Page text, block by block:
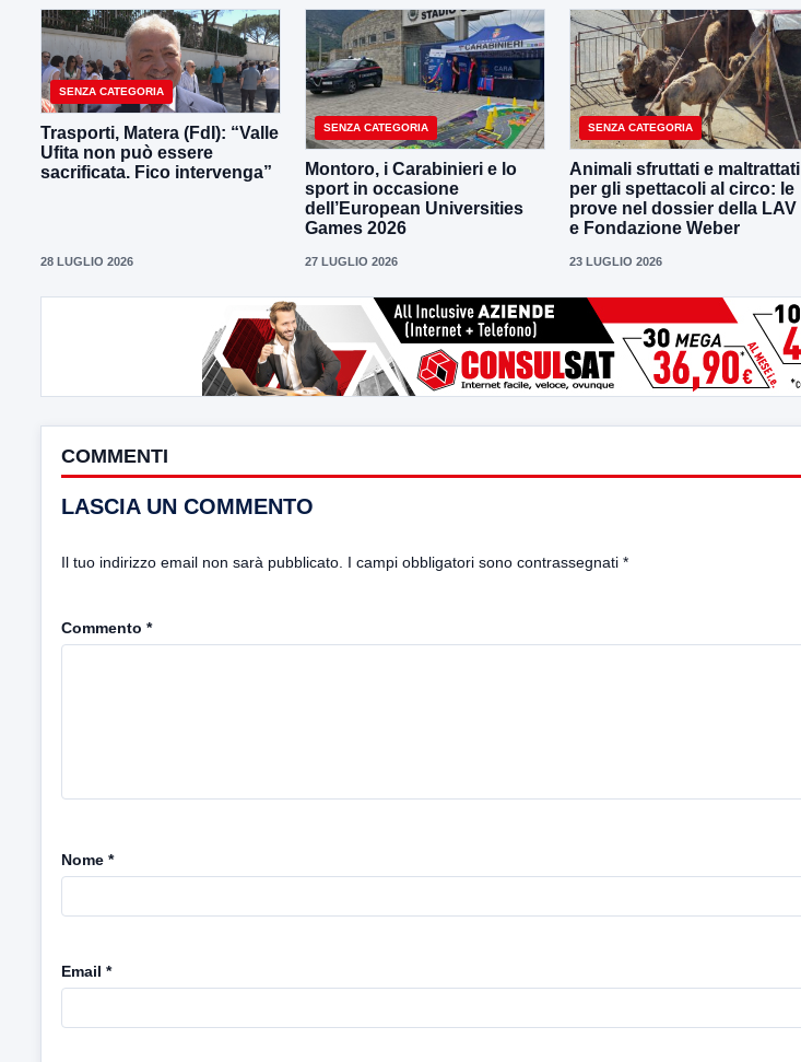
SENZA CATEGORIA
Trasporti, Matera (FdI): “Valle
Ufita non può essere
sacrificata. Fico intervenga”
28 LUGLIO 2026
SENZA CATEGORIA
Montoro, i Carabinieri e lo
sport in occasione
dell’European Universities
Games 2026
27 LUGLIO 2026
SENZA CATEGORIA
Animali sfruttati e maltrattati
per gli spettacoli al circo: le
prove nel dossier della LAV
e Fondazione Weber
23 LUGLIO 2026
COMMENTI
LASCIA UN COMMENTO
Il tuo indirizzo email non sarà pubblicato. I campi obbligatori sono contrassegnati *
Commento *
Nome *
Email *